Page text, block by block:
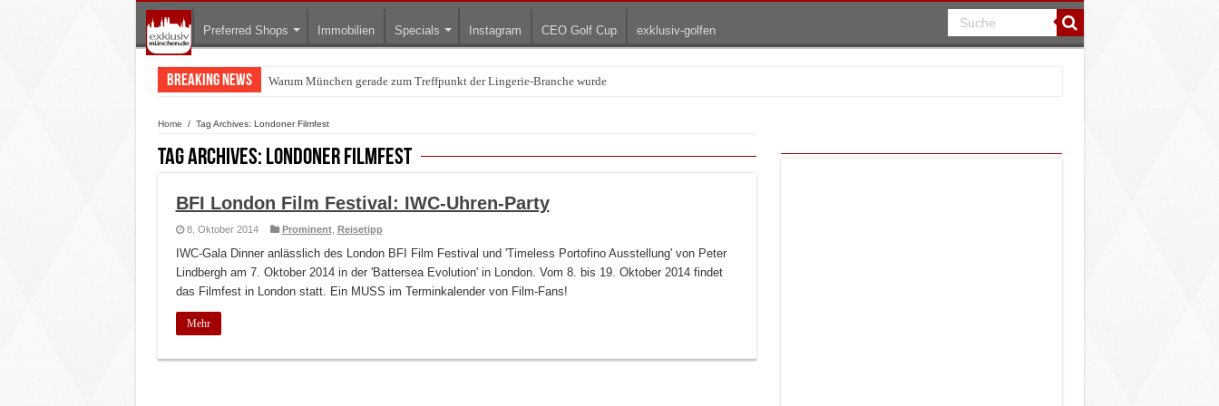
Preferred Shops Immobilien Specials Instagram CEO Golf Cup exklusiv-golfen
Breaking News Warum München gerade zum Treffpunkt der Lingerie-Branche wurde
Home / Tag Archives: Londoner Filmfest
Tag Archives: Londoner Filmfest
BFI London Film Festival: IWC-Uhren-Party
8. Oktober 2014 Prominent, Reisetipp
IWC-Gala Dinner anlässlich des London BFI Film Festival und 'Timeless Portofino Ausstellung' von Peter
Lindbergh am 7. Oktober 2014 in der 'Battersea Evolution' in London. Vom 8. bis 19. Oktober 2014 findet
das Filmfest in London statt. Ein MUSS im Terminkalender von Film-Fans!
Mehr